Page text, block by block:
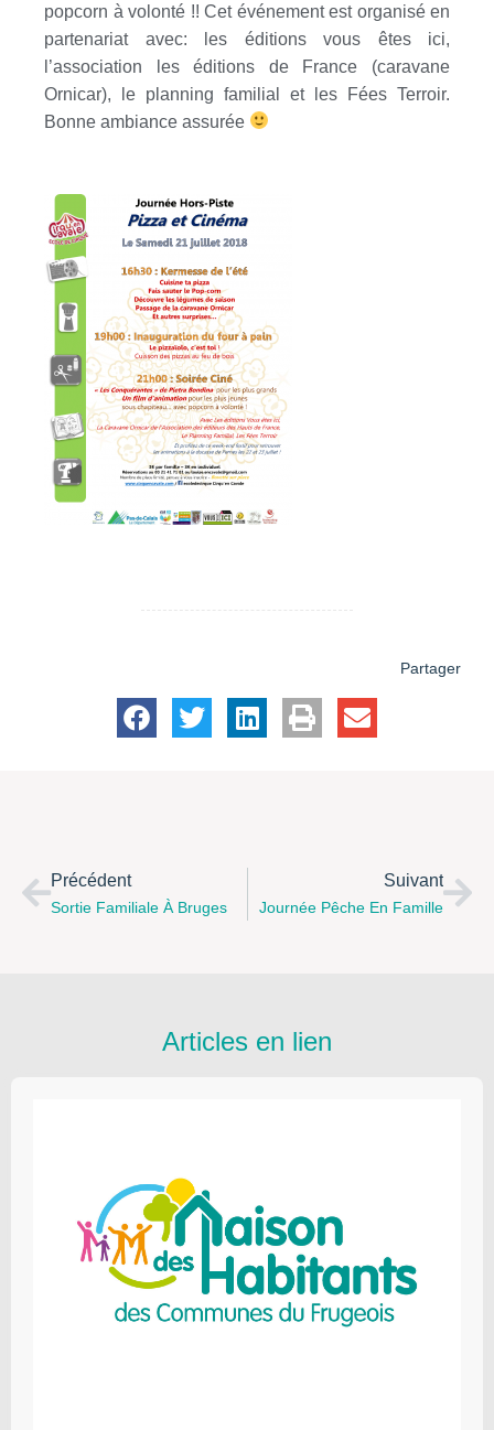
popcorn à volonté !! Cet événement est organisé en
partenariat avec: les éditions vous êtes ici,
l’association les éditions de France (caravane
Ornicar), le planning familial et les Fées Terroir.
Bonne ambiance assurée
Partager
Précédent
Sortie Familiale À Bruges
Suivant
Journée Pêche En Famille
Articles en lien